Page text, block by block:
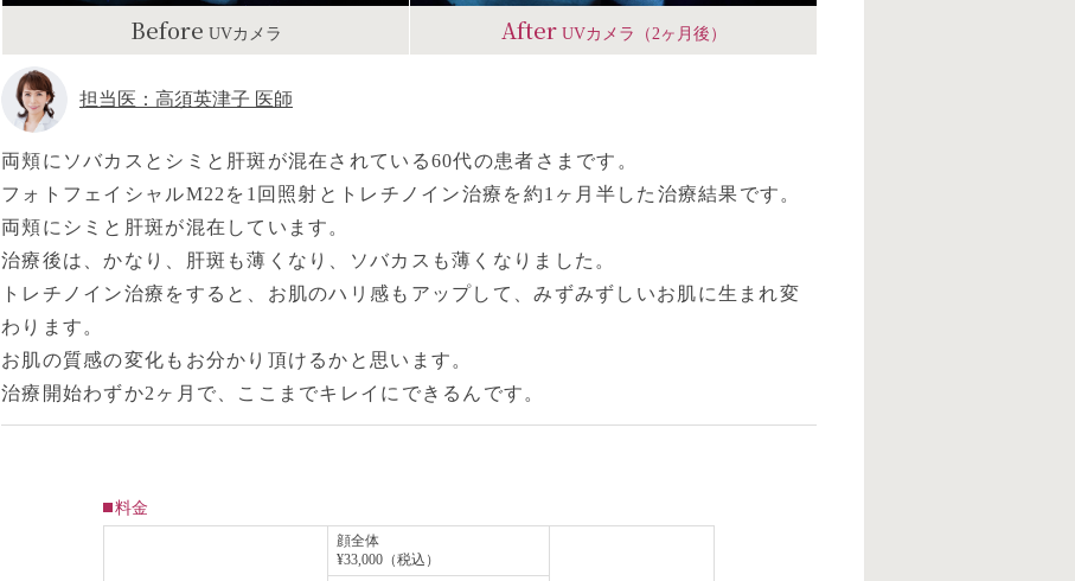
Before UVカメラ AfterUVカメラ（2ヶ月後）
担当医：高須英津子 医師
両頬にソバカスとシミと肝斑が混在されている60代の患者さまです。
フォトフェイシャルM22を1回照射とトレチノイン治療を約1ヶ月半した治療結果です。
両頬にシミと肝斑が混在しています。
治療後は、かなり、肝斑も薄くなり、ソバカスも薄くなりました。
トレチノイン治療をすると、お肌のハリ感もアップして、みずみずしいお肌に生まれ変
わります。
お肌の質感の変化もお分かり頂けるかと思います。
治療開始わずか2ヶ月で、ここまでキレイにできるんです。
料金
顔全体
¥33,000（税込）